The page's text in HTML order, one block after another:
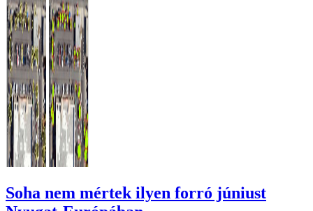
Soha nem mértek ilyen forró júniust